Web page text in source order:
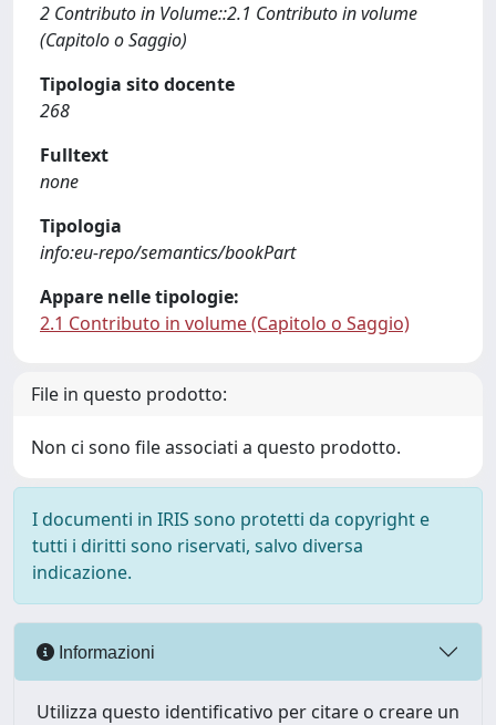
2 Contributo in Volume::2.1 Contributo in volume
(Capitolo o Saggio)
Tipologia sito docente
268
Fulltext
none
Tipologia
info:eu-repo/semantics/bookPart
Appare nelle tipologie:
2.1 Contributo in volume (Capitolo o Saggio)
File in questo prodotto:
Non ci sono file associati a questo prodotto.
I documenti in IRIS sono protetti da copyright e
tutti i diritti sono riservati, salvo diversa
indicazione.
Informazioni
Utilizza questo identificativo per citare o creare un